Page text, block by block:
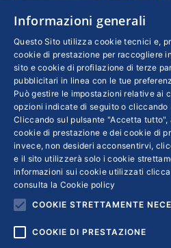
università a confronto
Cultura, Lavoro Di
ELY
26 Novembre 2020
L’Università Alma Mater
un incontro il 27
come creare una nuova
imprenditori. La voce
a Giovanni Ottati,
Assafrica & Mediterraneo
Informazioni generali
Questo Sito utilizza cookie tecnici e,
cookie di prestazione per raccogliere
sito e cookie di profilazione di terze
pubblicitari in linea con le tue
Può gestire le impostazioni relative ai
opzioni indicate di seguito o cliccando
Cliccando sul pulsante "Accetta
cookie di prestazione e dei cookie di
invece, non desideri acconsentirvi,
e il sito utilizzerà solo i cookie
informazioni sui cookie utilizzati clicca
consulta la Cookie policy
COOKIE STRETTAMENTE
COOKIE DI PRESTAZIONE